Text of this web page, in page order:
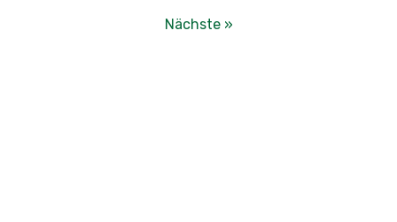
Nächste »